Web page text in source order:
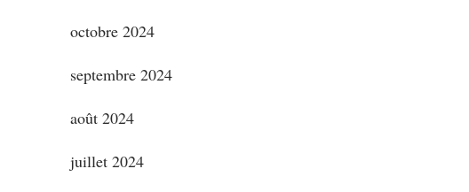
octobre 2024
septembre 2024
août 2024
juillet 2024